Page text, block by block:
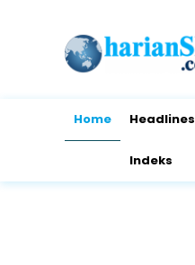
Home Headlines
Indeks